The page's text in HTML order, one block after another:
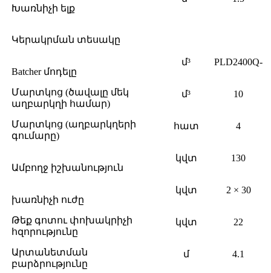
Խառնիչի ելք
Կերակրման տեսակը
Batcher մոդելը
մ³ PLD2400Q-
Մարտկոց (ծավալը մեկ
աղբարկղի համար)
մ³ 10
Մարտկոց (աղբարկղերի
գումարը)
հատ 4
Ամբողջ իշխանություն
կվտ 130
խառնիչի ուժը
կվտ 2 × 30
Թեք գոտու փոխակրիչի
հզորությունը
կվտ 22
Արտանետման
բարձրությունը
մ 4.1